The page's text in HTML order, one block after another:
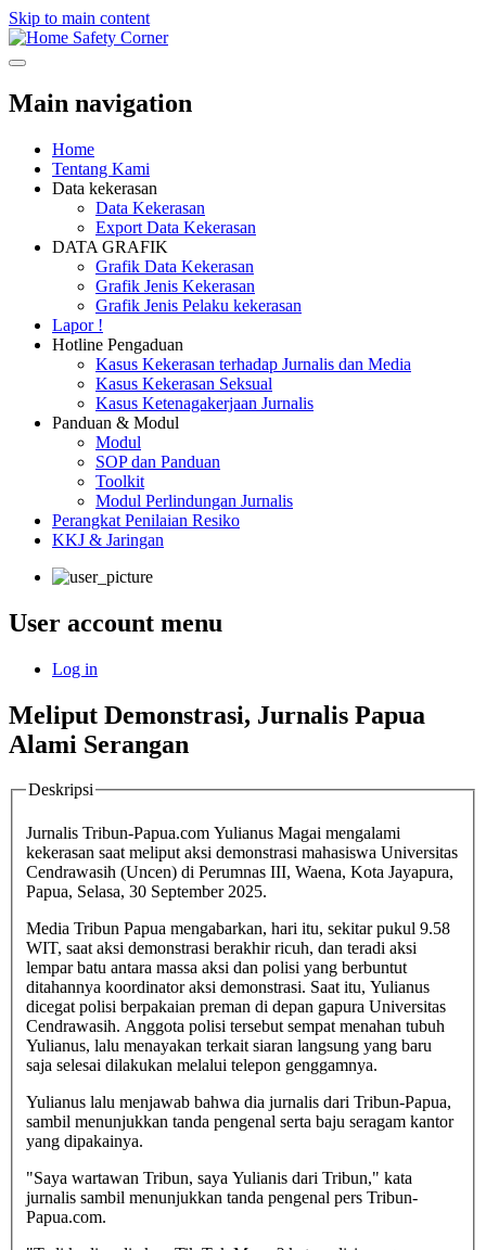
Skip to main content
Safety Corner
Main navigation
Home
Tentang Kami
Data kekerasan
Data Kekerasan
Export Data Kekerasan
DATA GRAFIK
Grafik Data Kekerasan
Grafik Jenis Kekerasan
Grafik Jenis Pelaku kekerasan
Lapor !
Hotline Pengaduan
Kasus Kekerasan terhadap Jurnalis dan Media
Kasus Kekerasan Seksual
Kasus Ketenagakerjaan Jurnalis
Panduan & Modul
Modul
SOP dan Panduan
Toolkit
Modul Perlindungan Jurnalis
Perangkat Penilaian Resiko
KKJ & Jaringan
User account menu
Log in
Meliput Demonstrasi, Jurnalis Papua
Alami Serangan
Deskripsi
Jurnalis Tribun-Papua.com Yulianus Magai mengalami
kekerasan saat meliput aksi demonstrasi mahasiswa Universitas
Cendrawasih (Uncen) di Perumnas III, Waena, Kota Jayapura,
Papua, Selasa, 30 September 2025.
Media Tribun Papua mengabarkan, hari itu, sekitar pukul 9.58
WIT, saat aksi demonstrasi berakhir ricuh, dan teradi aksi
lempar batu antara massa aksi dan polisi yang berbuntut
ditahannya koordinator aksi demonstrasi. Saat itu, Yulianus
dicegat polisi berpakaian preman di depan gapura Universitas
Cendrawasih. Anggota polisi tersebut sempat menahan tubuh
Yulianus, lalu menayakan terkait siaran langsung yang baru
saja selesai dilakukan melalui telepon genggamnya.
Yulianus lalu menjawab bahwa dia jurnalis dari Tribun-Papua,
sambil menunjukkan tanda pengenal serta baju seragam kantor
yang dipakainya.
"Saya wartawan Tribun, saya Yulianis dari Tribun," kata
jurnalis sambil menunjukkan tanda pengenal pers Tribun-
Papua.com.